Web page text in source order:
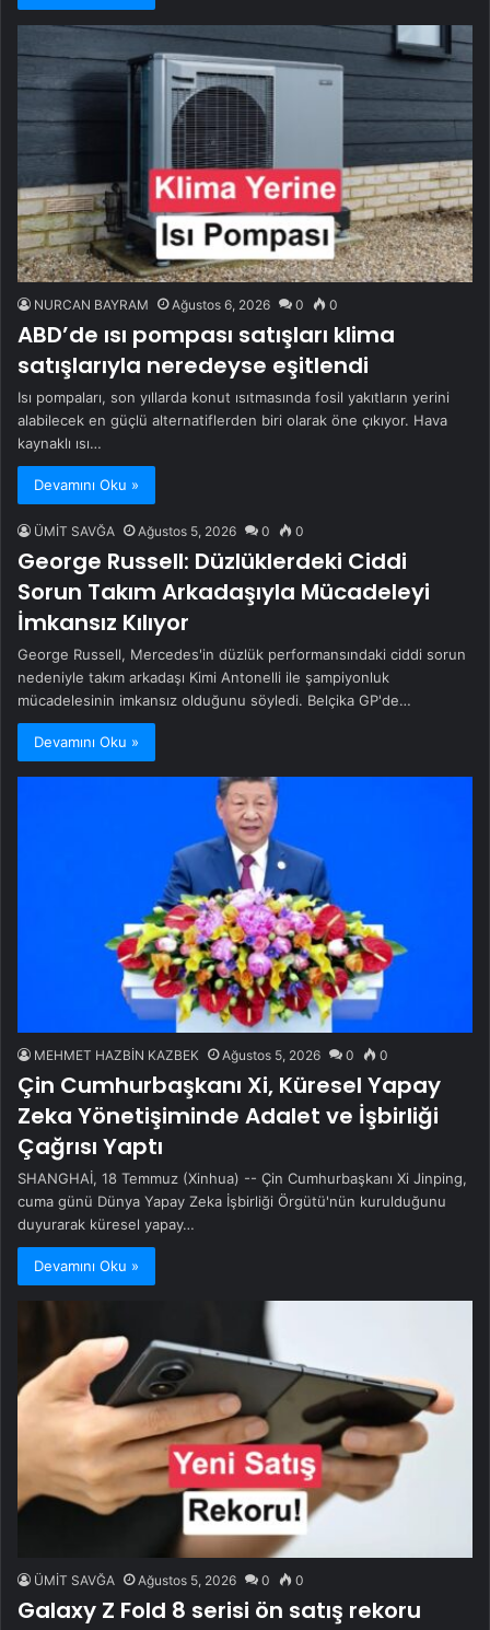
NURCAN BAYRAM Ağustos 6, 2026 0 0
ABD’de ısı pompası satışları klima
satışlarıyla neredeyse eşitlendi
Isı pompaları, son yıllarda konut ısıtmasında fosil yakıtların yerini
alabilecek en güçlü alternatiflerden biri olarak öne çıkıyor. Hava
kaynaklı ısı…
Devamını Oku »
ÜMİT SAVĞA Ağustos 5, 2026 0 0
George Russell: Düzlüklerdeki Ciddi
Sorun Takım Arkadaşıyla Mücadeleyi
İmkansız Kılıyor
George Russell, Mercedes'in düzlük performansındaki ciddi sorun
nedeniyle takım arkadaşı Kimi Antonelli ile şampiyonluk
mücadelesinin imkansız olduğunu söyledi. Belçika GP'de…
Devamını Oku »
MEHMET HAZBİN KAZBEK Ağustos 5, 2026 0 0
Çin Cumhurbaşkanı Xi, Küresel Yapay
Zeka Yönetişiminde Adalet ve İşbirliği
Çağrısı Yaptı
SHANGHAİ, 18 Temmuz (Xinhua) -- Çin Cumhurbaşkanı Xi Jinping,
cuma günü Dünya Yapay Zeka İşbirliği Örgütü'nün kurulduğunu
duyurarak küresel yapay…
Devamını Oku »
ÜMİT SAVĞA Ağustos 5, 2026 0 0
Galaxy Z Fold 8 serisi ön satış rekoru